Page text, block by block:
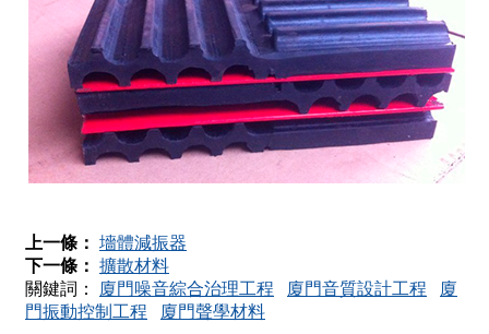
上一條： 墻體減振器
下一條： 擴散材料
關鍵詞： 廈門噪音綜合治理工程 廈門音質設計工程
廈
門振動控制工程
廈門聲學材料